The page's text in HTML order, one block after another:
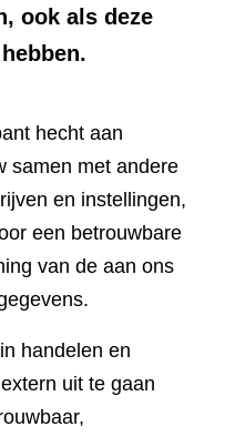
ook als deze
hecht aan
samen met andere
en instellingen,
een betrouwbare
van de aan ons
handelen en
uit te gaan